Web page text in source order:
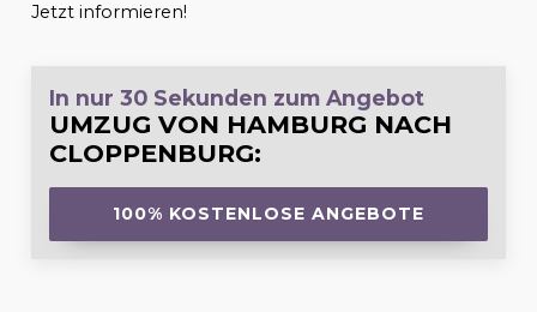
Jetzt informieren!
In nur 30 Sekunden zum Angebot
UMZUG VON HAMBURG NACH
CLOPPENBURG:
100% KOSTENLOSE ANGEBOTE